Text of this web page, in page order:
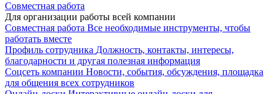
Совместная работа
Для организации работы всей компании
Совместная работа Все необходимые инструменты, чтобы
работать вместе
Профиль сотрудника Должность, контакты, интересы,
благодарности и другая полезная информация
Соцсеть компании Новости, события, обсуждения, площадка
для общения всех сотрудников